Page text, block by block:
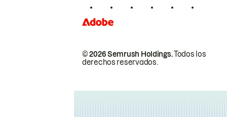
© 2026 Semrush Holdings.Todos los
derechos reservados.